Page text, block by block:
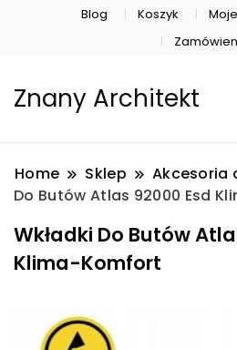
Blog Koszyk
Znany Architekt
Home Sklep Akcesoria
Do Butów Atlas 92000 Esd
Wkładki Do Butów
Klima-Komfort